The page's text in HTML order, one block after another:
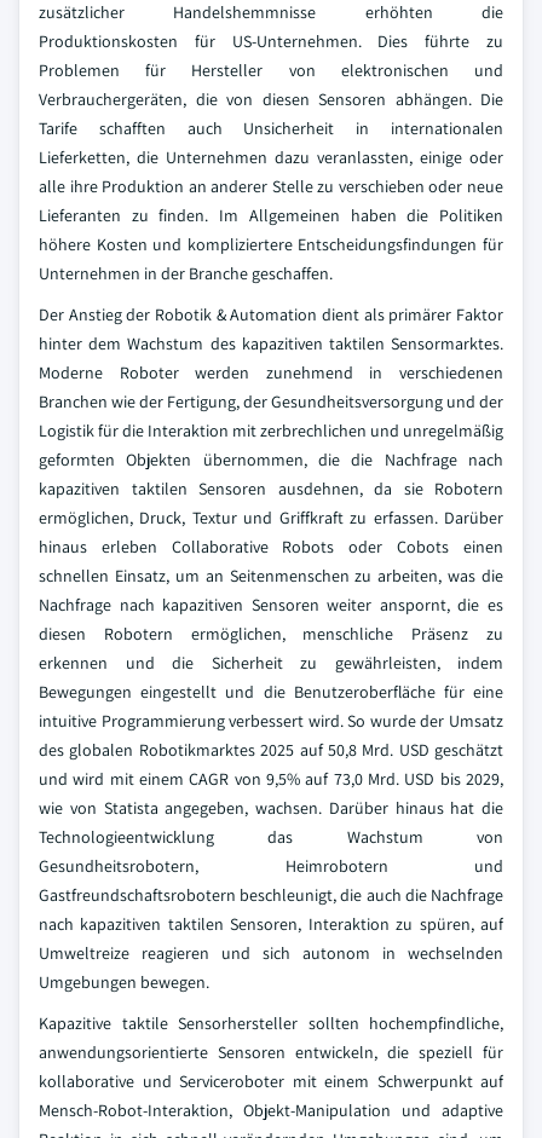
zusätzlicher Handelshemmnisse erhöhten die
Produktionskosten für US-Unternehmen. Dies führte zu
Problemen für Hersteller von elektronischen und
Verbrauchergeräten, die von diesen Sensoren abhängen. Die
Tarife schafften auch Unsicherheit in internationalen
Lieferketten, die Unternehmen dazu veranlassten, einige oder
alle ihre Produktion an anderer Stelle zu verschieben oder neue
Lieferanten zu finden. Im Allgemeinen haben die Politiken
höhere Kosten und kompliziertere Entscheidungsfindungen für
Unternehmen in der Branche geschaffen.
Der Anstieg der Robotik & Automation dient als primärer Faktor
hinter dem Wachstum des kapazitiven taktilen Sensormarktes.
Moderne Roboter werden zunehmend in verschiedenen
Branchen wie der Fertigung, der Gesundheitsversorgung und der
Logistik für die Interaktion mit zerbrechlichen und unregelmäßig
geformten Objekten übernommen, die die Nachfrage nach
kapazitiven taktilen Sensoren ausdehnen, da sie Robotern
ermöglichen, Druck, Textur und Griffkraft zu erfassen. Darüber
hinaus erleben Collaborative Robots oder Cobots einen
schnellen Einsatz, um an Seitenmenschen zu arbeiten, was die
Nachfrage nach kapazitiven Sensoren weiter anspornt, die es
diesen Robotern ermöglichen, menschliche Präsenz zu
erkennen und die Sicherheit zu gewährleisten, indem
Bewegungen eingestellt und die Benutzeroberfläche für eine
intuitive Programmierung verbessert wird. So wurde der Umsatz
des globalen Robotikmarktes 2025 auf 50,8 Mrd. USD geschätzt
und wird mit einem CAGR von 9,5% auf 73,0 Mrd. USD bis 2029,
wie von Statista angegeben, wachsen. Darüber hinaus hat die
Technologieentwicklung das Wachstum von
Gesundheitsrobotern, Heimrobotern und
Gastfreundschaftsrobotern beschleunigt, die auch die Nachfrage
nach kapazitiven taktilen Sensoren, Interaktion zu spüren, auf
Umweltreize reagieren und sich autonom in wechselnden
Umgebungen bewegen.
Kapazitive taktile Sensorhersteller sollten hochempfindliche,
anwendungsorientierte Sensoren entwickeln, die speziell für
kollaborative und Serviceroboter mit einem Schwerpunkt auf
Mensch-Robot-Interaktion, Objekt-Manipulation und adaptive